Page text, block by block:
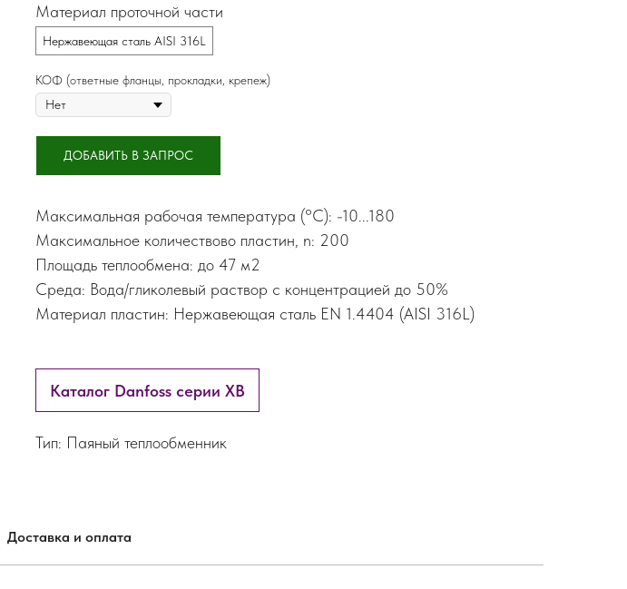
Материал проточной части
Нержавеющая сталь AISI 316L
КОФ (ответные фланцы, прокладки, крепеж)
ДОБАВИТЬ В ЗАПРОС
Максимальная рабочая температура (°С): -10...180
Максимальное количествово пластин, n: 200
Площадь теплообмена: до 47 м2
Среда: Вода/гликолевый раствор с концентрацией до 50%
Материал пластин: Нержавеющая сталь EN 1.4404 (AISI 316L)
Каталог Danfoss серии XB
Тип: Паяный теплообменник
Доставка и оплата